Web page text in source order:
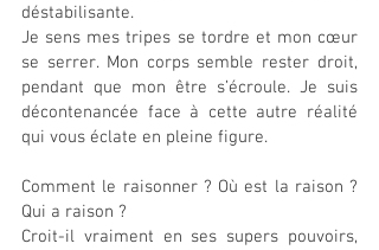
déstabilisante.
Je sens mes tripes se tordre et mon cœur
se serrer. Mon corps semble rester droit,
pendant que mon être s’écroule. Je suis
décontenancée face à cette autre réalité
qui vous éclate en pleine figure.
Comment le raisonner ? Où est la raison ?
Qui a raison ?
Croit-il vraiment en ses supers pouvoirs,